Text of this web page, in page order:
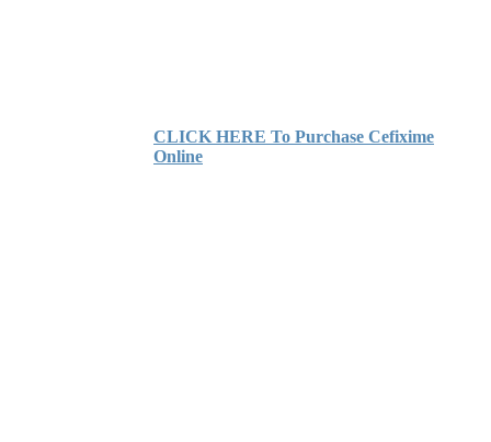
CLICK HERE To Purchase Cefixime
Online